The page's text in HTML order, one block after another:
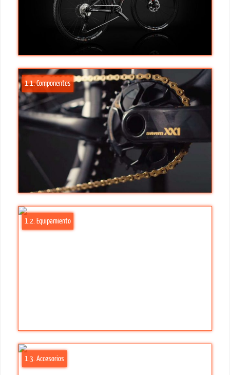
1.1. Componentes
1.2. Equipamiento
1.3. Accesorios